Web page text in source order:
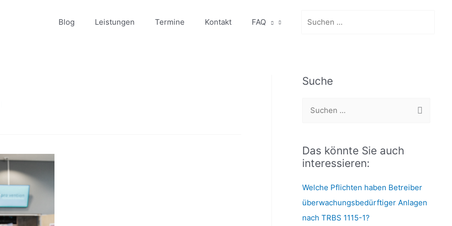
Blog Leistungen Termine Kontakt FAQ
for:
Suche
h
e
Das könnte Sie auch
interessieren:
Welche Pflichten haben Betreiber
überwachungsbedürftiger Anlagen
nach TRBS 1115-1?